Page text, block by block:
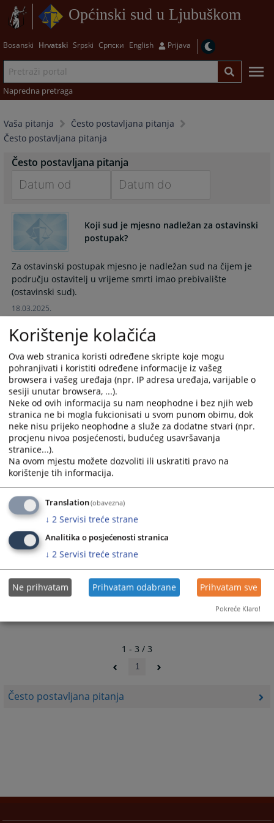
Općinski sud u Ljubuškom
Bosanski Hrvatski Srpski Српски English Prijava
Napredna pretraga
Vaša pitanja
Često postavljana pitanja
Često postavljana pitanja
Često postavljana pitanja
Često postavljana pitanja
forward
interact
the
calendar
and
select
a
date.
Press
the
question
mark
key
to
get
the
keyboard
shortcuts
for
changing
dates.
forward
to
the
calendar
select
a
date.
Press
the
question
mark
key
to
get
keyboard
shortcuts
for
changing
dates.
Koji sud je mjesno nadležan za ostavinski
postupak?
Za ostavinski postupak mjesno je nadležan sud na čijem je
području ostavitelj u vrijeme smrti imao prebivalište
18.03.2025.
Kako doći do zemljišno-knjižnog izvatka?
Svaka zainteresirana osoba može dobiti izvadak iz Zemljišne
knjige uz plaćanje sudske pristojbe u iznosu od 10,00 KM za
ovjerni prijepis ili službeni izvadak a 5,00 KM za neovjereni
prijepis ili izvadak.
Kako sačiniti sudsku oporuku?
Da biste omogućili da Sud brzo i pravilno sastavi sudsku
oporuku za Vas, potrebno je da prije dolaska u Sud
ponesete:
-vašu osobnu iskaznicu ili putnu ispravu
-zahtjev za sastavljanje sudske oporuke.
1 - 3 / 3
1
Korištenje kolačića
Ova web stranica koristi određene skripte koje mogu
pohranjivati i koristiti određene informacije iz vašeg
browsera i vašeg uređaja (npr. IP adresa uređaja, varijable o
sesiji unutar browsera, ...).
Neke od ovih informacija su nam neophodne i bez njih web
stranica ne bi mogla fukcionisati u svom punom obimu, dok
neke nisu prijeko neophodne a služe za dodatne stvari (npr.
procjenu nivoa posjećenosti, budućeg usavršavanja
stranice...).
Na ovom mjestu možete dozvoliti ili uskratiti pravo na
korištenje tih informacija.
Translation(obavezna)
↓ 2 Servisi treće strane
Analitika o posjećenosti stranica
↓ 2 Servisi treće strane
Ne prihvatam Prihvatam odabrane Prihvatam sve
Pokreće Klaro!